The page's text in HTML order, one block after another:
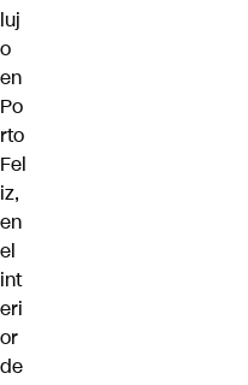
luj
o
en
Po
rto
Fel
iz,
en
el
int
eri
or
de